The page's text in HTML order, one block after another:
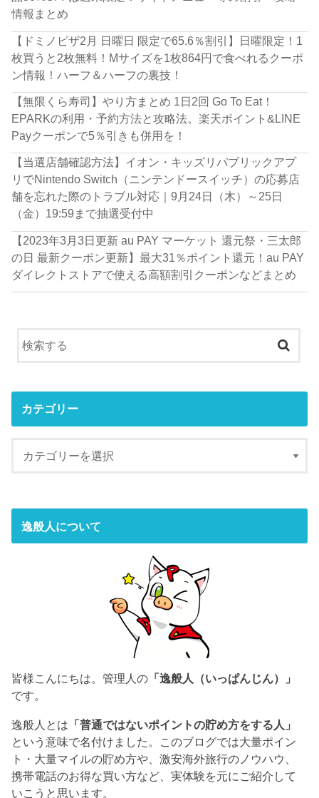
情報まとめ
【ドミノピザ2月 日曜日 限定で65.6％割引】日曜限定！1
枚買うと2枚無料！Mサイズを1枚864円で食べれるクーポ
ン情報！ハーフ＆ハーフの裏技！
【無限くら寿司】やり方まとめ 1日2回 Go To Eat！
EPARKの利用・予約方法と攻略法。楽天ポイント&LINE
Payクーポンで5％引きも併用を！
【当選店舗確認方法】イオン・キッズリパブリックアプ
リでNintendo Switch（ニンテンドースイッチ）の応募店
舗を忘れた際のトラブル対応｜9月24日（木）～25日
（金）19:59まで抽選受付中
【2023年3月3日更新 au PAY マーケット 還元祭・三太郎
の日 最新クーポン更新】最大31％ポイント還元！au PAY
ダイレクトストアで使える高額割引クーポンなどまとめ
カテゴリー
逸般人について
皆様こんにちは。管理人の 「逸般人（いっぱんじん）」
です。
逸般人とは 「普通ではないポイントの貯め方をする人」
という意味で名付けました。このブログでは大量ポイン
ト・大量マイルの貯め方や、激安海外旅行のノウハウ、
携帯電話のお得な買い方など、実体験を元にご紹介して
いこうと思います。